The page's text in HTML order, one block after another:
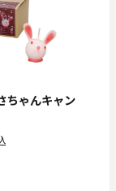
ちゃんキャン